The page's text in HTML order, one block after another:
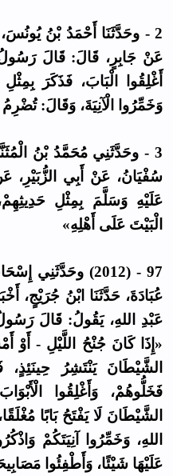
2 - وحَدَّثَنَا أَحْمَدُ بْنُ يُونُسَ،
عَنْ جَابِرٍ، قَالَ: قَالَ
أَغْلِقُوا الْبَابَ، فَذَكَرَ
وَخَمِّرُوا الْآنِيَةَ، وَقَالَ:
3 - وحَدَّثَنِي مُحَمَّدُ بْنُ
سُفْيَانُ، عَنْ أَبِي الزُّبَيْرِ،
عَلَيْهِ وَسَلَّمَ بِمِثْلِ
الْبَيْتَ عَلَى أَهْلِهِ»
97 - (2012)
عُبَادَةَ، حَدَّثَنَا ابْنُ جُرَيْجٍ،
عَبْدِ اللهِ، يَقُولُ: قَالَ
«إِذَا كَانَ جُنْحُ اللَّيْلِ - أَوْ
الشَّيْطَانَ يَنْتَشِرُ
فَخَلُّوهُمْ، وَأَغْلِقُوا
الشَّيْطَانَ لَا يَفْتَحُ بَابًا
اللهِ، وَخَمِّرُوا آنِيَتَكُمْ
عَلَيْهَا شَيْئًا، وَأَطْفِئُوا